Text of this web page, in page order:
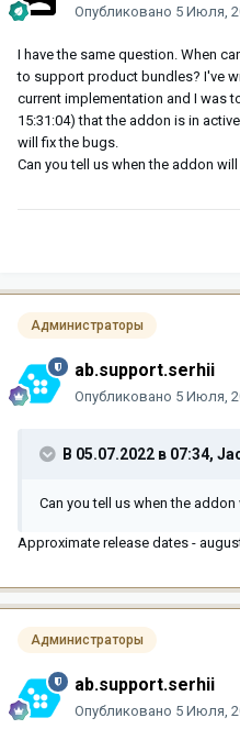
Опубликовано 5 Июля,
I have the same question. When
to support product bundles? I've
current implementation and I was
15:31:04) that the addon is in
will fix the bugs.
Can you tell us when the addon
Администраторы
ab.support.serhii
Опубликовано 5 Июля,
В 05.07.2022 в 07:34,
Can you tell us when the
Approximate release dates -
Администраторы
ab.support.serhii
Опубликовано 5 Июля,